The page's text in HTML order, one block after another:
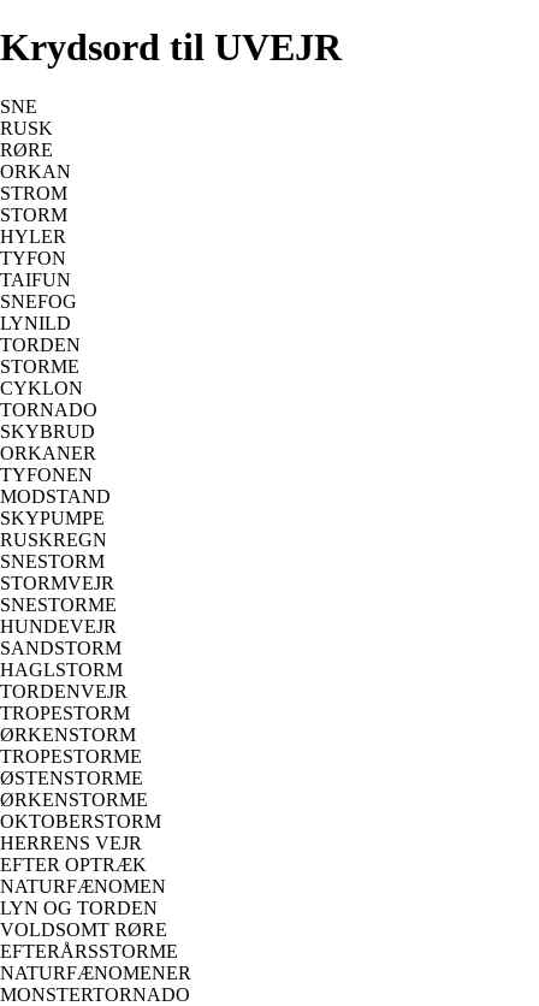
Krydsord til UVEJR
SNE
RUSK
RØRE
ORKAN
STROM
STORM
HYLER
TYFON
TAIFUN
SNEFOG
LYNILD
TORDEN
STORME
CYKLON
TORNADO
SKYBRUD
ORKANER
TYFONEN
MODSTAND
SKYPUMPE
RUSKREGN
SNESTORM
STORMVEJR
SNESTORME
HUNDEVEJR
SANDSTORM
HAGLSTORM
TORDENVEJR
TROPESTORM
ØRKENSTORM
TROPESTORME
ØSTENSTORME
ØRKENSTORME
OKTOBERSTORM
HERRENS VEJR
EFTER OPTRÆK
NATURFÆNOMEN
LYN OG TORDEN
VOLDSOMT RØRE
EFTERÅRSSTORME
NATURFÆNOMENER
MONSTERTORNADO